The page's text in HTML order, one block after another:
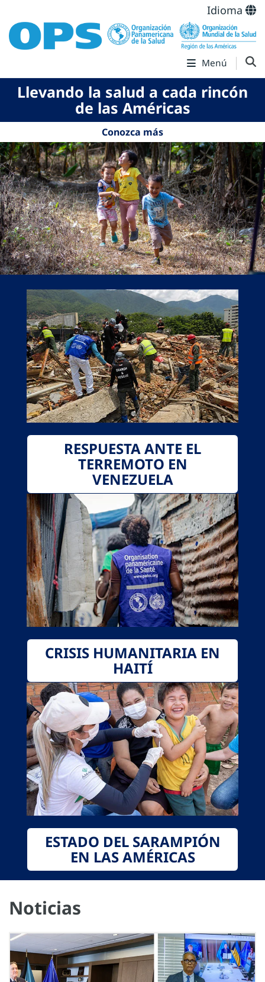
Idioma
Menú
Llevando la salud a cada rincón
de las Américas
Conozca más
RESPUESTA ANTE EL
TERREMOTO EN
VENEZUELA
CRISIS HUMANITARIA EN
HAITÍ
ESTADO DEL SARAMPIÓN
EN LAS AMÉRICAS
Noticias